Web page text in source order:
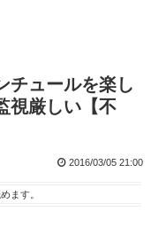
チュールを楽し
視厳しい【不
2016/03/05 21:00
ます。